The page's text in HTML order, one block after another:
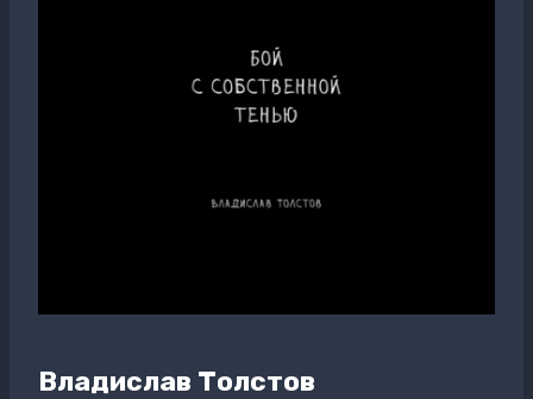
Владислав Толстов